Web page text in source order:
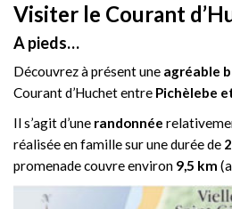
Visiter le Courant
A pieds…
Découvrez à présent une agréable
Courant d’Huchet entre Pichèlebe
Il s’agit d’une randonnée
réalisée en famille sur une durée de
promenade couvre environ 9,5 km